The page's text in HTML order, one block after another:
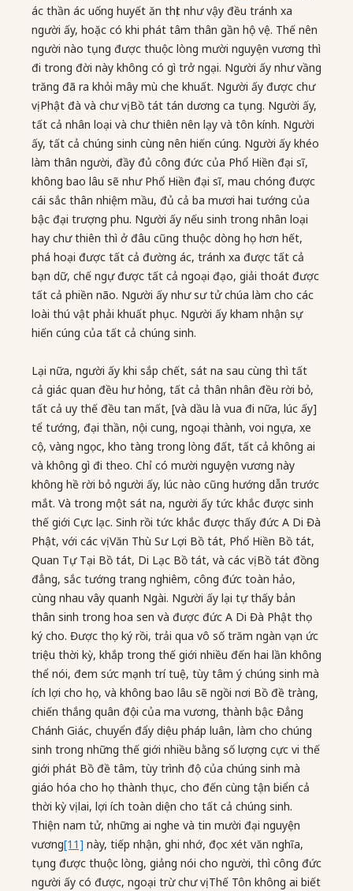
ác thần ác uống huyết ăn thịt như vậy đều tránh xa
người ấy, hoặc có khi phát tâm thân gần hộ vệ. Thế nên
người nào tụng được thuộc lòng mười nguyện vương thì
đi trong đời này không có gì trở ngại. Người ấy như vầng
trăng đã ra khỏi mây mù che khuất. Người ấy được chư
vị Phật đà và chư vị Bồ tát tán dương ca tụng. Người ấy,
tất cả nhân loại và chư thiên nên lạy và tôn kính. Người
ấy, tất cả chúng sinh cùng nên hiến cúng. Người ấy khéo
làm thân người, đầy đủ công đức của Phổ Hiền đại sĩ,
không bao lâu sẽ như Phổ Hiền đại sĩ, mau chóng được
cái sắc thân nhiệm mầu, đủ cả ba mươi hai tướng của
bậc đại trượng phu. Người ấy nếu sinh trong nhân loại
hay chư thiên thì ở đâu cũng thuộc dòng họ hơn hết,
phá hoại được tất cả đường ác, tránh xa được tất cả
bạn dữ, chế ngự được tất cả ngoại đạo, giải thoát được
tất cả phiền não. Người ấy như sư tử chúa làm cho các
loài thú vật phải khuất phục. Người ấy kham nhận sự
hiến cúng của tất cả chúng sinh.
Lại nữa, người ấy khi sắp chết, sát na sau cùng thì tất
cả giác quan đều hư hỏng, tất cả thân nhân đều rời bỏ,
tất cả uy thế đều tan mất, [và dầu là vua đi nữa, lúc ấy]
tể tướng, đại thần, nội cung, ngoại thành, voi ngựa, xe
cộ, vàng ngọc, kho tàng trong lòng đất, tất cả không ai
và không gì đi theo. Chỉ có mười nguyện vương này
không hề rời bỏ người ấy, lúc nào cũng hướng dẫn trước
mắt. Và trong một sát na, người ấy tức khắc được sinh
thế giới Cực lạc. Sinh rồi tức khắc được thấy đức A Di Đà
Phật, với các vị Văn Thù Sư Lợi Bồ tát, Phổ Hiền Bồ tát,
Quan Tự Tại Bồ tát, Di Lạc Bồ tát, và các vị Bồ tát đồng
đẳng, sắc tướng trang nghiêm, công đức toàn hảo,
cùng nhau vây quanh Ngài. Người ấy lại tự thấy bản
thân sinh trong hoa sen và được đức A Di Đà Phật thọ
ký cho. Được thọ ký rồi, trải qua vô số trăm ngàn vạn ức
triệu thời kỳ, khắp trong thế giới nhiều đến hai lần không
thể nói, đem sức mạnh trí tuệ, tùy tâm ý chúng sinh mà
ích lợi cho họ, và không bao lâu sẽ ngồi nơi Bồ đề tràng,
chiến thắng quân đội của ma vương, thành bậc Đẳng
Chánh Giác, chuyển đẩy diệu pháp luân, làm cho chúng
sinh trong những thế giới nhiều bằng số lượng cực vi thế
giới phát Bồ đề tâm, tùy trình độ của chúng sinh mà
giáo hóa cho họ thành thục, cho đến cùng tận biển cả
thời kỳ vị lai, lợi ích toàn diện cho tất cả chúng sinh.
Thiện nam tử, những ai nghe và tin mười đại nguyện
vương[11] này, tiếp nhận, ghi nhớ, đọc xét văn nghĩa,
tụng được thuộc lòng, giảng nói cho người, thì công đức
người ấy có được, ngoại trừ chư vị Thế Tôn không ai biết